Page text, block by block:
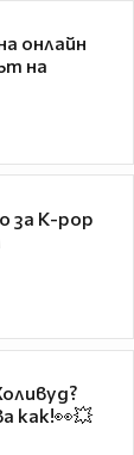
онлайн
на
за K-pop
как!👀💥